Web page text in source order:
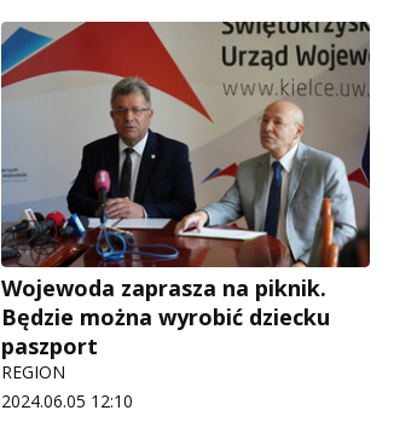
Wojewoda zaprasza na piknik.
Będzie można wyrobić dziecku
paszport
REGION
2024.06.05 12:10